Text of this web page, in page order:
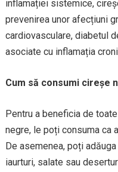
inflamației sistemice,
prevenirea unor afecțiuni
cardiovasculare, diabetul
asociate cu inflamația
Cum să consumi cireșe
Pentru a beneficia de
negre, le poți consuma ca
De asemenea, poți
iaurturi, salate sau